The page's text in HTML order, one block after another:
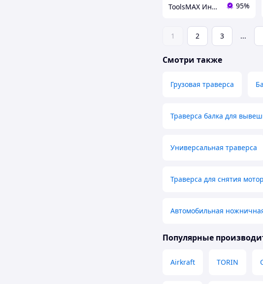
ToolsMAX Интернет-магазин на максимум 95%
1 2 3 ...
Смотри также
Грузовая траверса
Траверса балка для
Универсальная траверса
Траверса для снятия
Автомобильная
Популярные
Airkraft TORIN